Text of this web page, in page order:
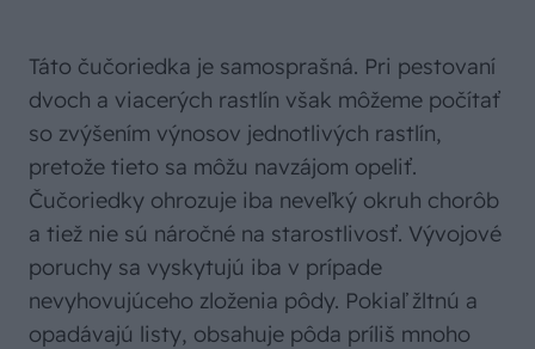
Táto čučoriedka je samosprašná. Pri pestovaní
dvoch a viacerých rastlín však môžeme počítať
so zvýšením výnosov jednotlivých rastlín,
pretože tieto sa môžu navzájom opeliť.
Čučoriedky ohrozuje iba neveľký okruh chorôb
a tiež nie sú náročné na starostlivosť. Vývojové
poruchy sa vyskytujú iba v prípade
nevyhovujúceho zloženia pôdy. Pokiaľ žltnú a
opadávajú listy, obsahuje pôda príliš mnoho